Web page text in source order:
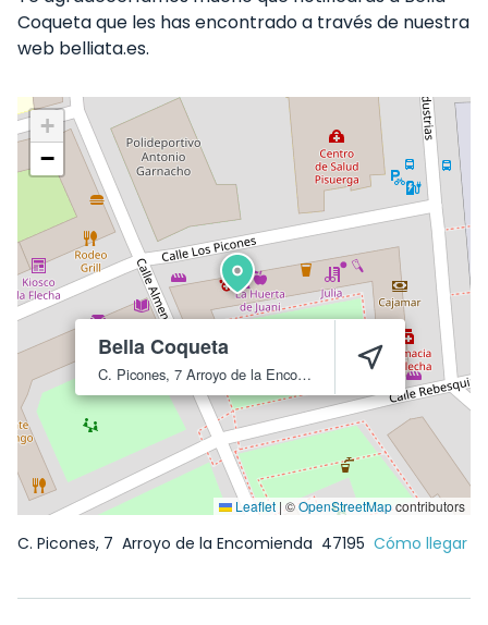
Coqueta que les has encontrado a través de nuestra
web belliata.es.
Bella Coqueta
C. Picones, 7 Arroyo de la Encomienda 47195
+
−
Leaflet | ©OpenStreetMapcontributors
C. Picones, 7 Arroyo de la Encomienda 47195 Cómo llegar